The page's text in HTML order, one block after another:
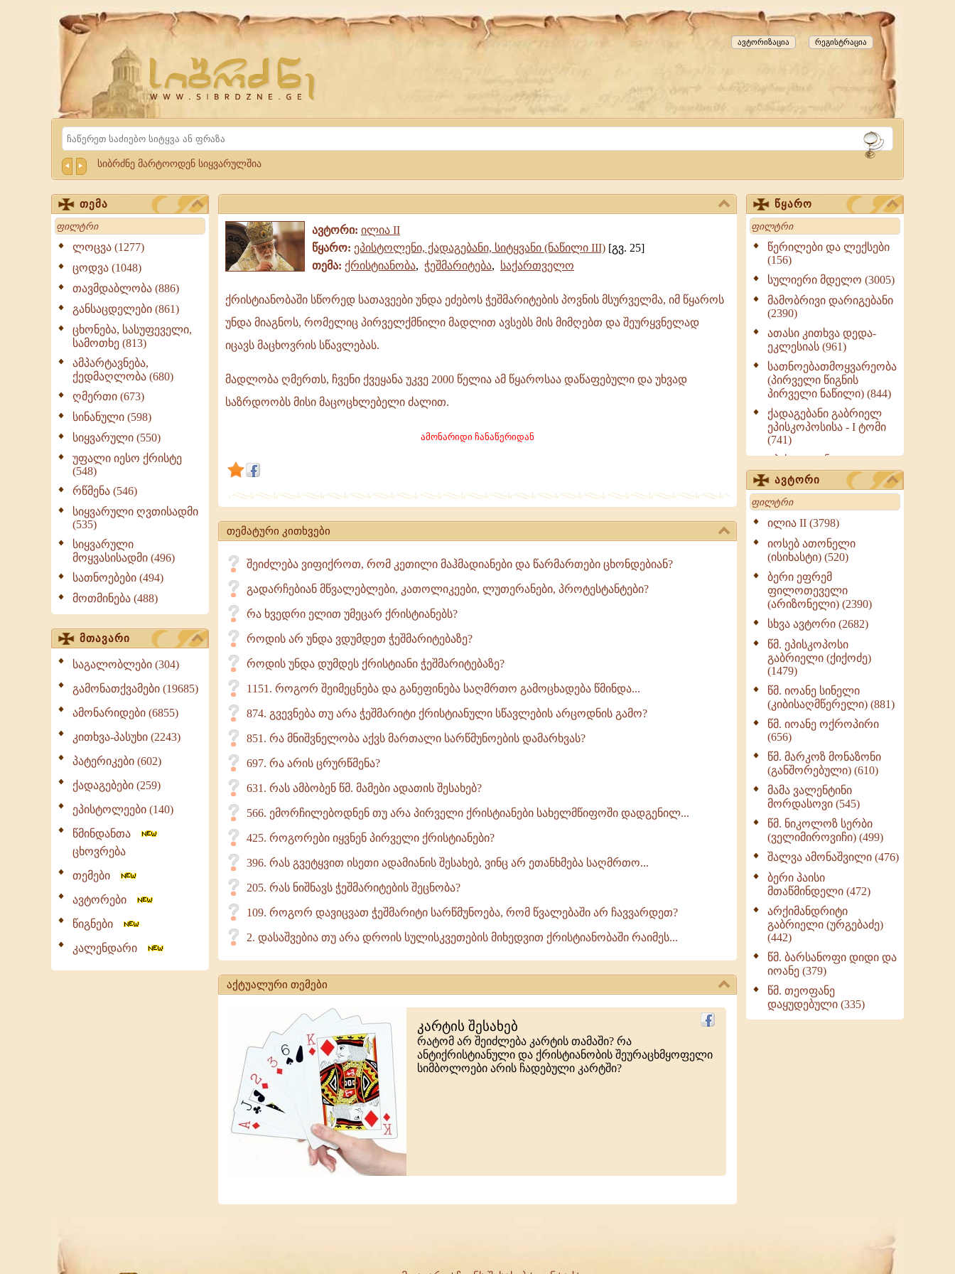
Website
Sibrdzne.ge
რეგისტრაცია
ავტორიზაცია
Search
სიბრძნე მარტოოდენ სიყვარულშია
თემა
Search
ლოცვა (1277)
ცოდვა (1048)
თავმდაბლობა (886)
განსაცდელები (861)
ცხონება, სასუფეველი,
სამოთხე (813)
ამპარტავნება,
ქედმაღლობა (680)
ღმერთი (673)
სინანული (598)
სიყვარული (550)
უფალი იესო ქრისტე
(548)
რწმენა (546)
სიყვარული ღვთისადმი
(535)
სიყვარული
მოყვასისადმი (496)
სათნოებები (494)
მოთმინება (488)
მთავარი
საგალობლები (304)
გამონათქვამები (19685)
ამონარიდები (6855)
კითხვა-პასუხი (2243)
პატერიკები (602)
ქადაგებები (259)
ეპისტოლეები (140)
წმინდანთა
ცხოვრება
თემები
ავტორები
წიგნები
კალენდარი
ავტორი: ილია II
წყარო: ეპისტოლენი, ქადაგებანი, სიტყვანი (ნაწილი III) [გვ. 25]
თემა: ქრისტიანობა, ჭეშმარიტება, საქართველო
ქრისტიანობაში
სწორედ
სათავეები
ეძებოს
ჭეშმარიტების
წყაროს
უნდა
მიაგნოს,
ქრისტიანობაში სწორედ სათავეები უნდა ეძებოს ჭეშმარიტების პოვნის მსურველმა, იმ წყაროს
უნდა მიაგნოს, რომელიც პირველქმნილი მადლით ავსებს მის მიმღებთ და შეურყვნელად
იცავს მაცხოვრის სწავლებას.
მადლობა ღმერთს, ჩვენი ქვეყანა უკვე 2000 წელია ამ წყაროსაა დაწაფებული და უხვად
საზრდოობს მისი მაცოცხლებელი ძალით.
ამონარიდი ჩანაწერიდან
თემატური კითხვები
შეიძლება ვიფიქროთ, რომ კეთილი მაჰმადიანები და წარმართები ცხონდებიან?
გადარჩებიან მწვალებლები, კათოლიკეები, ლუთერანები, პროტესტანტები?
რა ხვედრი ელით უმეცარ ქრისტიანებს?
როდის არ უნდა ვდუმდეთ ჭეშმარიტებაზე?
როდის უნდა დუმდეს ქრისტიანი ჭეშმარიტებაზე?
1151. როგორ შეიმეცნება და განეფინება საღმრთო გამოცხადება წმინდა...
874. გვევნება თუ არა ჭეშმარიტი ქრისტიანული სწავლების არცოდნის გამო?
851. რა მნიშვნელობა აქვს მართალი სარწმუნოების დამარხვას?
697. რა არის ცრურწმენა?
631. რას ამბობენ წმ. მამები ადათის შესახებ?
566. ემორჩილებოდნენ თუ არა პირველი ქრისტიანები სახელმწიფოში დადგენილ...
425. როგორები იყვნენ პირველი ქრისტიანები?
396. რას გვეტყვით ისეთი ადამიანის შესახებ, ვინც არ ეთანხმება საღმრთო...
205. რას ნიშნავს ჭეშმარიტების შეცნობა?
109. როგორ დავიცვათ ჭეშმარიტი სარწმუნოება, რომ წვალებაში არ ჩავვარდეთ?
2. დასაშვებია თუ არა დროის სულისკვეთების მიხედვით ქრისტიანობაში რაიმეს...
აქტუალური თემები
კარტის შესახებ
რატომ არ შეიძლება კარტის თამაში? რა
ანტიქრისტიანული და ქრისტიანობის შეურაცხმყოფელი
სიმბოლოები არის ჩადებული კარტში?
წყარო
Search
წერილები და ლექსები
(156)
სულიერი მდელო (3005)
მამობრივი დარიგებანი
(2390)
ათასი კითხვა დედა-
ეკლესიას (961)
სათნოებათმოყვარეობა
(პირველი წიგნის
პირველი ნაწილი) (844)
ქადაგებანი გაბრიელ
ეპისკოპოსისა - I ტომი
(741)
ეპისტოლენი,
ქადაგებანი, სიტყვანი
(ნაწილი III) (723)
მოძღვრის ძალზე
სასარგებლო რჩევები
მრევლისათვის (545)
Wisdomge (514)
ქადაგებანი გაბრიელ
ეპისკოპოსისა - II ტომი
(370)
სულიერი ცხოვრების
სახელმძღვანელო -
ნაწილი II (369)
ღმერთი და ადამიანები
(287)
ბერის დიადემა (278)
მონაზვნური
გამოცდილების
ოთხი ასეული თავი
სიყვარულის შესახებ
(259)
ავტორი
Search
ილია II (3798)
იოსებ ათონელი
(ისიხასტი) (520)
ბერი ეფრემ
ფილოთეველი
(არიზონელი) (2390)
სხვა ავტორი (2682)
წმ. ეპისკოპოსი
გაბრიელი (ქიქოძე)
(1479)
წმ. იოანე სინელი
(კიბისაღმწერელი) (881)
წმ. იოანე ოქროპირი
(656)
წმ. მარკოზ მონაზონი
(განშორებული) (610)
მამა ვალენტინი
მორდასოვი (545)
წმ. ნიკოლოზ სერბი
(ველიმიროვიჩი) (499)
შალვა ამონაშვილი (476)
ბერი პაისი
მთაწმინდელი (472)
არქიმანდრიტი
გაბრიელი (ურგებაძე)
(442)
წმ. ბარსანოფი დიდი და
იოანე (379)
წმ. თეოფანე
დაყუდებული (335)